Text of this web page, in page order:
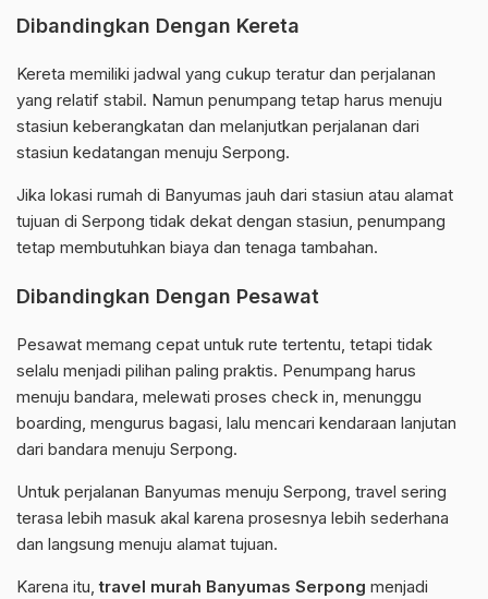
Dibandingkan Dengan Kereta
Kereta memiliki jadwal yang cukup teratur dan perjalanan
yang relatif stabil. Namun penumpang tetap harus menuju
stasiun keberangkatan dan melanjutkan perjalanan dari
stasiun kedatangan menuju Serpong.
Jika lokasi rumah di Banyumas jauh dari stasiun atau alamat
tujuan di Serpong tidak dekat dengan stasiun, penumpang
tetap membutuhkan biaya dan tenaga tambahan.
Dibandingkan Dengan Pesawat
Pesawat memang cepat untuk rute tertentu, tetapi tidak
selalu menjadi pilihan paling praktis. Penumpang harus
menuju bandara, melewati proses check in, menunggu
boarding, mengurus bagasi, lalu mencari kendaraan lanjutan
dari bandara menuju Serpong.
Untuk perjalanan Banyumas menuju Serpong, travel sering
terasa lebih masuk akal karena prosesnya lebih sederhana
dan langsung menuju alamat tujuan.
Karena itu,travel murah Banyumas Serpong menjadi